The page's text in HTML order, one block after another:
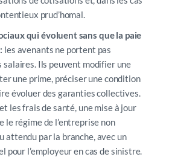
prud’homal.
qui évoluent sans que la paie
les avenants ne portent pas
salaires. Ils peuvent modifier une
une prime, préciser une condition
évoluer des garanties collectives.
les frais de santé, une mise à jour
le régime de l’entreprise non
attendu par la branche, avec un
pour l’employeur en cas de sinistre.